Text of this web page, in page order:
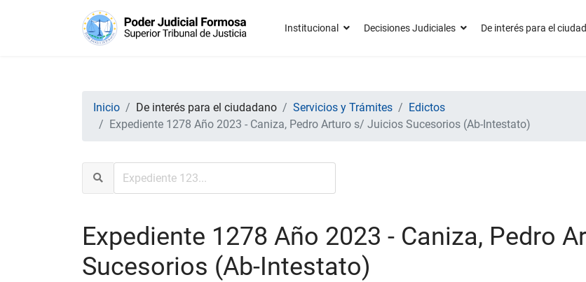
Institucional Decisiones Judiciales De interés para el
Inicio De interés para el ciudadano Servicios y Trámites
Edictos
Expediente 1278 Año 2023 - Caniza, Pedro Arturo s/ Juicios Sucesorios (Ab-Intestato)
Expediente 1278 Año 2023 - Caniza, Pedro
Sucesorios (Ab-Intestato)